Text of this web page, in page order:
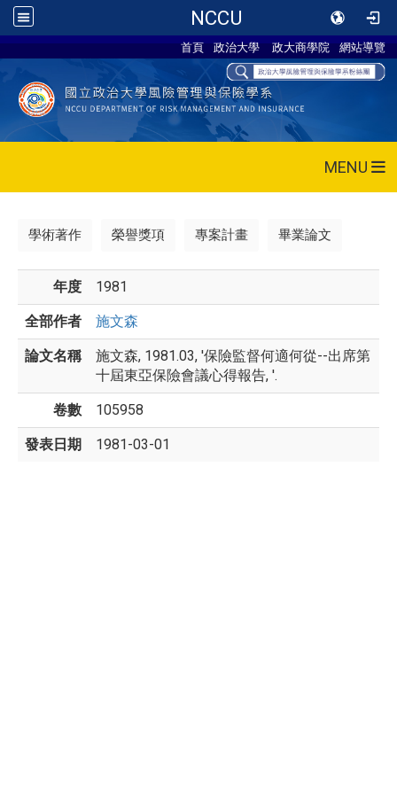
NCCU
首頁 政治大學 政大商學院 網站導覽
MENU
學術著作 榮譽獎項 專案計畫 畢業論文
年度 1981
全部作者 施文森
論文名稱
施文森, 1981.03, '保險監督何適何從--出席第
十屆東亞保險會議心得報告, '.
卷數 105958
發表日期 1981-03-01